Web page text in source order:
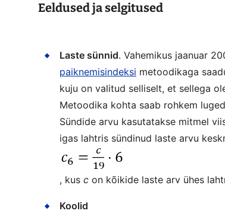
Eeldused ja selgitused
Laste sünnid. Vahemikus jaanuar
paiknemisindeksi metoodikaga
kuju on valitud selliselt, et sellega
Metoodika kohta saab rohkem
Sündide arvu kasutatakse mitmel
igas lahtris sündinud laste arvu
, kus c on kõikide laste arv ühes
Koolid